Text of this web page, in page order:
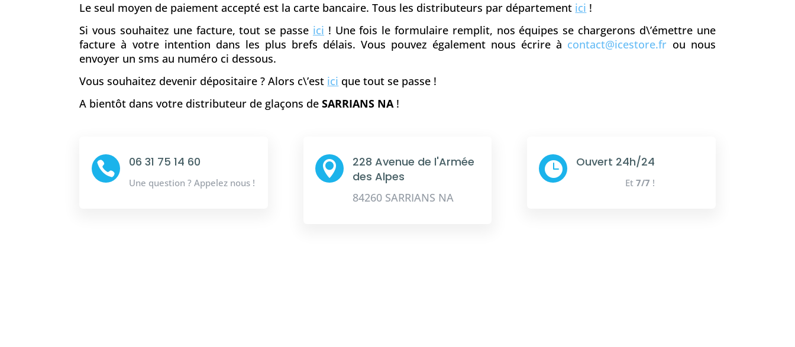
Le seul moyen de paiement accepté est la carte bancaire. Tous les distributeurs par département ici !
Si vous souhaitez une facture, tout se passe ici ! Une fois le formulaire remplit, nos équipes se chargerons d\’émettre une
facture à votre intention dans les plus brefs délais. Vous pouvez également nous écrire à contact@icestore.fr ou nous
envoyer un sms au numéro ci dessous.
Vous souhaitez devenir dépositaire ? Alors c\’est ici que tout se passe !
A bientôt dans votre distributeur de glaçons deSARRIANS NA!
 06 31 75 14 60
Une question ? Appelez nous !

228 Avenue de l'Armée
des Alpes
84260 SARRIANS NA
 Ouvert 24h/24
Et 7/7 !